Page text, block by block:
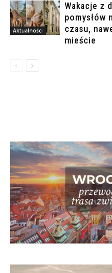
Aktualności
Wakacje z
pomysłów
czasu,
mieście